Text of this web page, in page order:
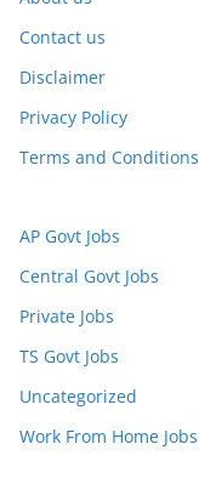
Contact us
Disclaimer
Privacy Policy
Terms and Conditions
AP Govt Jobs
Central Govt Jobs
Private Jobs
TS Govt Jobs
Uncategorized
Work From Home Jobs